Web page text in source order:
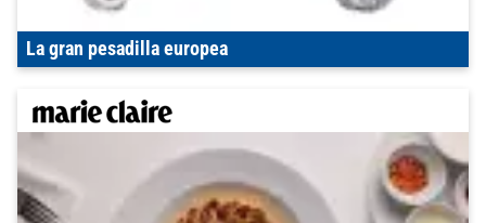
La gran pesadilla europea